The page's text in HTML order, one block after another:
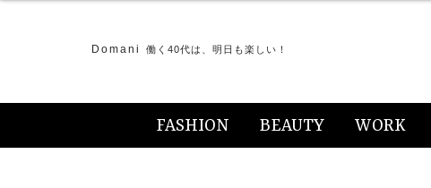
Domani 働く40代は、明日も楽しい！
FASHION BEAUTY WORK